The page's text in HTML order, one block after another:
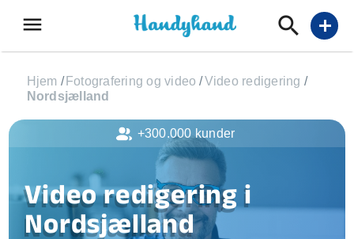
menu add
Hjem / Fotografering og video /Video redigering /
Nordsjælland
Video redigering i
Nordsjælland
+300.000 kunder